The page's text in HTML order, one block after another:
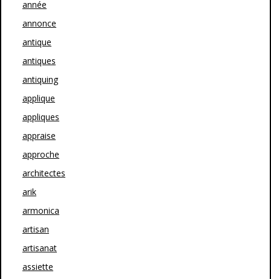
année
annonce
antique
antiques
antiquing
applique
appliques
appraise
approche
architectes
arik
armonica
artisan
artisanat
assiette